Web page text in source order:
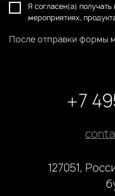
Я согласен(а)
мероприятиях,
После отправки формы
+7
127051,